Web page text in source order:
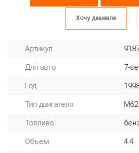
Хочу дешевле
Артикул
Для авто 7-
Год
Тип двигателя M62
Топливо
Объем 4.4